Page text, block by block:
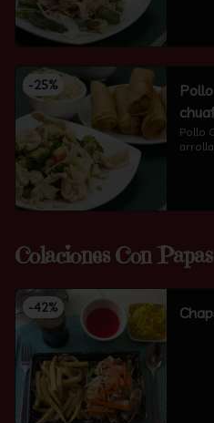
-25%
Pollo
Colaciones Con Papas
-42%